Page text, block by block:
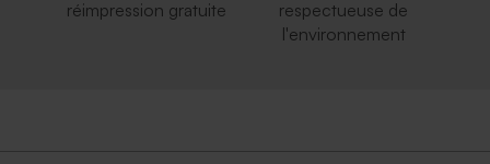
réimpression gratuite
respectueuse de
l'environnement